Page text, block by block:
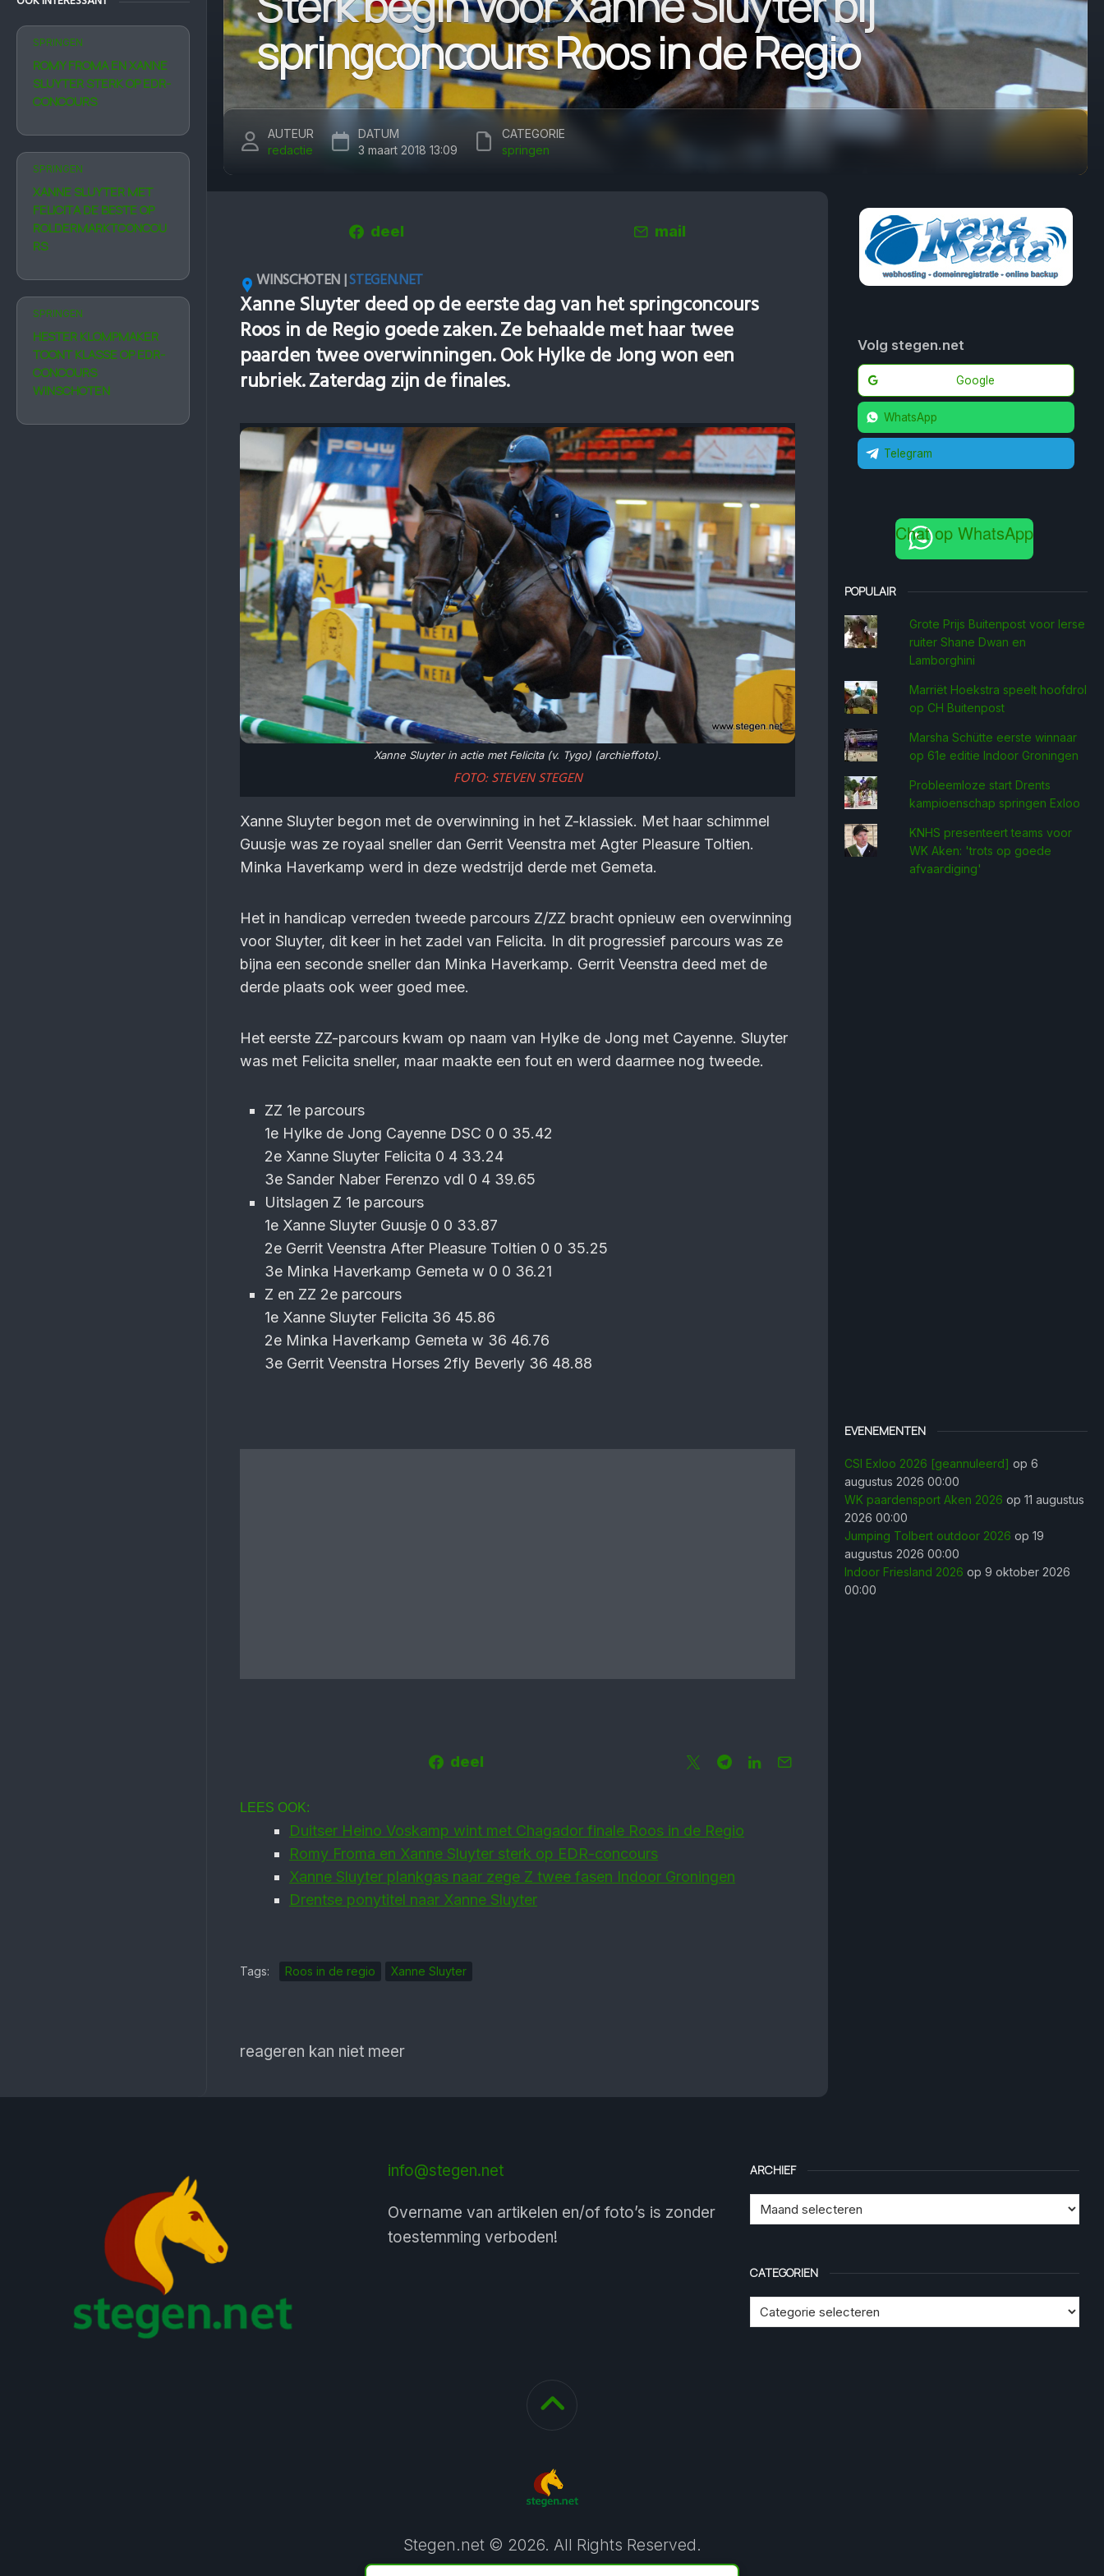
SPRINGEN
ROMY FROMA EN XANNE
SLUYTER STERK OP EDR-
CONCOURS
SPRINGEN
XANNE SLUYTER MET
FELICITA DE BESTE OP
ROLDERMARKTCONCOU
RS
SPRINGEN
HESTER KLOMPMAKER
TOONT KLASSE OP EDR-
CONCOURS
WINSCHOTEN
springconcours Roos in de Regio
AUTEUR
redactie
DATUM
3 maart 2018 13:09
CATEGORIE
springen
deel mail
WINSCHOTEN |STEGEN.NET
Xanne Sluyter deed op de eerste dag van het springconcours
Roos in de Regio goede zaken. Ze behaalde met haar twee
paarden twee overwinningen. Ook Hylke de Jong won een
rubriek. Zaterdag zijn de finales.
Xanne Sluyter in actie met Felicita (v. Tygo) (archieffoto).
FOTO: STEVEN STEGEN
Xanne Sluyter begon met de overwinning in het Z-klassiek. Met haar schimmel
Guusje was ze royaal sneller dan Gerrit Veenstra met Agter Pleasure Toltien.
Minka Haverkamp werd in deze wedstrijd derde met Gemeta.
Het in handicap verreden tweede parcours Z/ZZ bracht opnieuw een overwinning
voor Sluyter, dit keer in het zadel van Felicita. In dit progressief parcours was ze
bijna een seconde sneller dan Minka Haverkamp. Gerrit Veenstra deed met de
derde plaats ook weer goed mee.
Het eerste ZZ-parcours kwam op naam van Hylke de Jong met Cayenne. Sluyter
was met Felicita sneller, maar maakte een fout en werd daarmee nog tweede.
ZZ 1e parcours
1e Hylke de Jong Cayenne DSC 0 0 35.42
2e Xanne Sluyter Felicita 0 4 33.24
3e Sander Naber Ferenzo vdl 0 4 39.65
Uitslagen Z 1e parcours
1e Xanne Sluyter Guusje 0 0 33.87
2e Gerrit Veenstra After Pleasure Toltien 0 0 35.25
3e Minka Haverkamp Gemeta w 0 0 36.21
Z en ZZ 2e parcours
1e Xanne Sluyter Felicita 36 45.86
2e Minka Haverkamp Gemeta w 36 46.76
3e Gerrit Veenstra Horses 2fly Beverly 36 48.88
deel
LEES OOK:
Duitser Heino Voskamp wint met Chagador finale Roos in de Regio
Romy Froma en Xanne Sluyter sterk op EDR-concours
Xanne Sluyter plankgas naar zege Z twee fasen Indoor Groningen
Drentse ponytitel naar Xanne Sluyter
Tags: Roos in de regio Xanne Sluyter
reageren kan niet meer
Volg stegen.net
Google
WhatsApp
Telegram
Chat op WhatsApp
POPULAIR
Grote Prijs Buitenpost voor Ierse
ruiter Shane Dwan en
Lamborghini
Marriët Hoekstra speelt hoofdrol
op CH Buitenpost
Marsha Schütte eerste win­naar
op 61e editie Indoor Groningen
Probleemloze start Drents
kampioenschap springen Exloo
KNHS presenteert teams voor
WK Aken: 'trots op goede
afvaardiging'
EVENEMENTEN
CSI Exloo 2026 [geannuleerd] op 6
augustus 2026 00:00
WK paardensport Aken 2026 op 11 augustus
2026 00:00
Jumping Tolbert outdoor 2026 op 19
augustus 2026 00:00
Indoor Friesland 2026 op 9 oktober 2026
00:00
info@stegen.net
Overname van artikelen en/of foto’s is zonder
toestemming verboden!
ARCHIEF
CATEGORIEN
Stegen.net © 2026. All Rights Reserved.